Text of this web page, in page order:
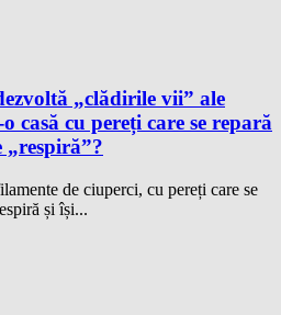
„clădirile vii” ale
cu pereți care se repară
„respiră”?
de ciuperci, cu pereți care se
și își...